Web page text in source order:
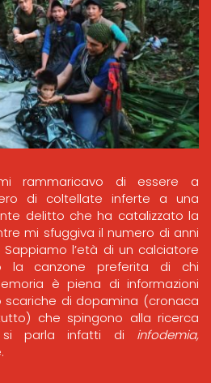
rammaricavo di essere a
di coltellate inferte a una
delitto che ha catalizzato la
mi sfuggiva il numero di anni
l’età di un calciatore
la canzone preferita di chi
è piena di informazioni
scariche di dopamina (cronaca
che spingono alla ricerca
si parla infatti di infodemia,